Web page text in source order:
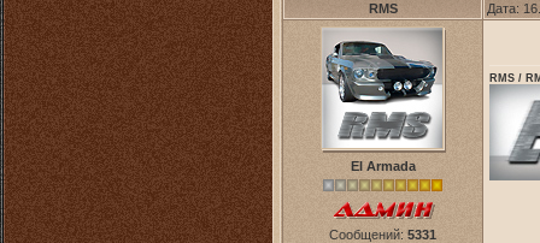
RMS Дата:
El Armada
Сообщений: 5331
RMS /